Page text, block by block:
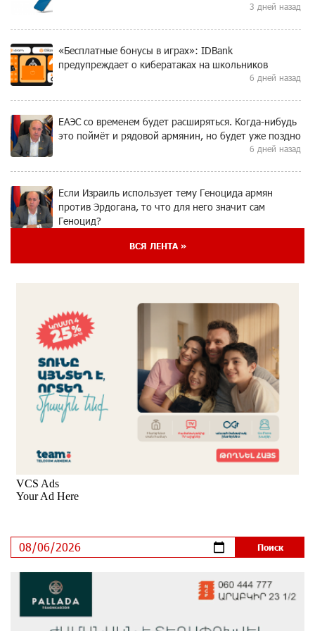
3 дней назад
«Бесплатные бонусы в играх»: IDBank
предупреждает о кибератаках на школьников
6 дней назад
ЕАЭС со временем будет расширяться. Когда-нибудь
это поймёт и рядовой армянин, но будет уже поздно
6 дней назад
Если Израиль использует тему Геноцида армян
против Эрдогана, то что для него значит сам
Геноцид?
7 дней назад
Платформа Rate.Trading на Seaside Startup Summit:
IDBank представил инновационное решение
7 дней назад
Состоялось открытие Khachaturian Rooftop при
Пашинян ты упустил свой шанс уйти спокойно.
Аршак Карапетян
Обновленный Центр продаж и обслуживания Ucom
открылся по адресу ул. Шаумяна, 24/2 в Арарате
9 дней назад
ВСЯ ЛЕНТА »